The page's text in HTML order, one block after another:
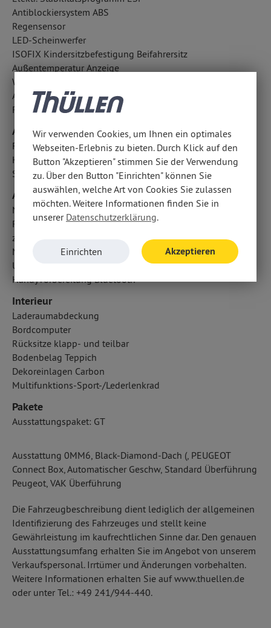
Antiblockiersystem ABS
Regensensor
LED-Scheinwerfer
ISOFIX Kindersitzbefestigung Beifahrersitz
Außentemperatur Anzeige
Wegfahrsperre
Antriebsschlupfregelung ASR
Reifendruckverlust-Warnung
Airbags
Fahrer- /Beifahrerairbag
Kopfairbag vorn und hinten
Seitenairbag vorn
Audio & Kommunikation
Navigationssystem
Radio mit MP3
zentrale Bedieneinheit
Multi-Funktions-Display
USB Anschluss, Bluetooth Audiostreaming
Handyvorbereitung Bluetooth
Interieur
Laderaumabdeckung
Bordcomputer
Rücksitze klapp- und teilbar
Bodenbelag Teppich
Dekoreinlagen Carbon
Multifunktions-Sport-/Lederlenkrad
Pakete
Ausstattungspaket: GT
Ausstattung 0MM6, Black-Diamond-Dach (, PEUGEOT
Connect Box, Automatischer Geschw, Standard Überführung
Peugeot, VAK Überführung
Die Fahrzeugbeschreibung dient lediglich der allgemeinen
Identifizierung des Fahrzeuges und stellt keine
Gewährleistung im kaufrechtlichen Sinne dar. Den genauen
Ausstattungsumfang erhalten Sie im Angebot von unserem
Verkaufspersonal. Irrtümer und Änderungen vorbehalten.
Weitere Informationen erhalten Sie auf www.thuellen.de
oder unter Tel.: +49 241/944-440.
Wir verwenden Cookies, um Ihnen ein optimales
Webseiten-Erlebnis zu bieten. Durch Klick auf den
Button "Akzeptieren" stimmen Sie der Verwendung
zu. Über den Button "Einrichten" können Sie
auswählen, welche Art von Cookies Sie zulassen
möchten. Weitere Informationen finden Sie in
unserer Datenschutzerklärung.
Einrichten Akzeptieren